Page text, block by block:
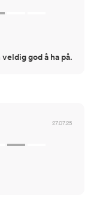
god å ha på.
27.07.25